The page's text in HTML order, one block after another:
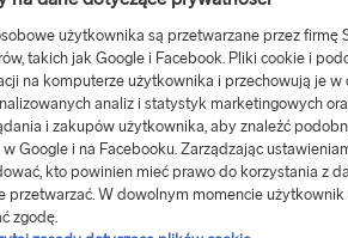
elektrycznych?
w pobliżu
użytkownika są przetwarzane przez firmę
takich jak Google i Facebook. Pliki cookie i
na komputerze użytkownika i przechowują je w
analiz i statystyk marketingowych
i zakupów użytkownika, aby znaleźć
w Google i na Facebooku. Zarządzając
kto powinien mieć prawo do korzystania z
przetwarzać. W dowolnym momencie
zgodę.